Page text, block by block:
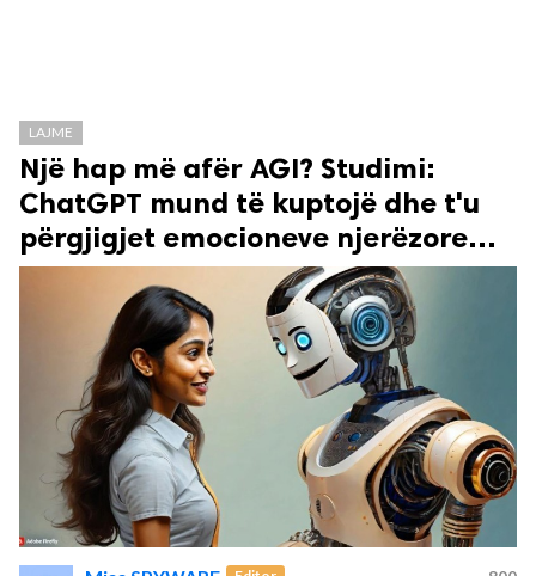
LAJME
Një hap më afër AGI? Studimi:
ChatGPT mund të kuptojë dhe t'u
përgjigjet emocioneve njerëzore…